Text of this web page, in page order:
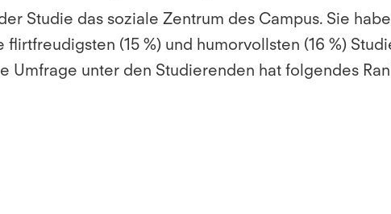
Studie das soziale Zentrum des Campus. Sie
(15 %) und humorvollsten (16 %)
Umfrage unter den Studierenden hat folgendes